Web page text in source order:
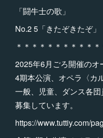
「闘牛士の歌」
No.2 5「きたぞきたぞ」
＊＊＊＊＊＊＊＊＊＊＊
2025年6月ごろ開催の
4期本公演、オペラ〈カ
一般、児童、ダンス各
募集しています。
https://www.tuttiy.com/